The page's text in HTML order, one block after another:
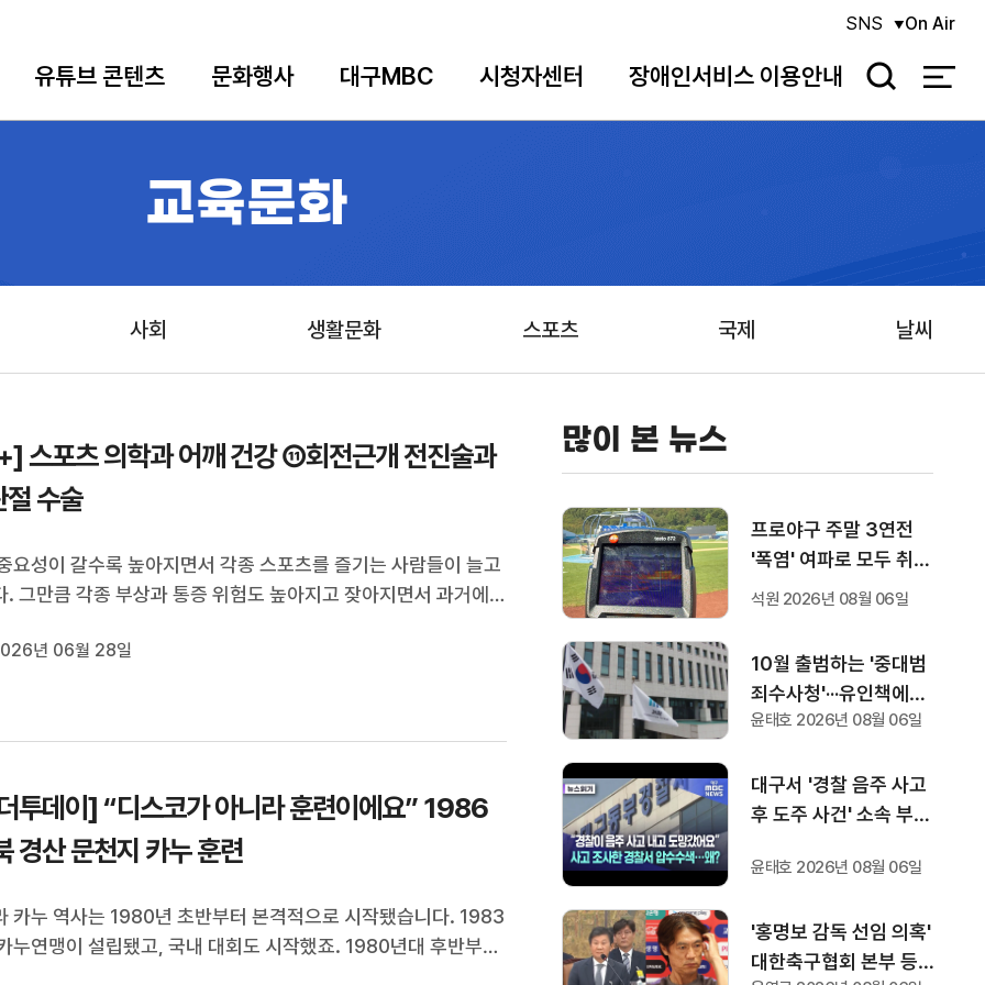
유튜브 콘텐츠 문화행사 대구MBC 시청자센터 장애인서비스 이용안내
SNS On Air
검
교육문화
사회 생활문화 스포츠 국제 날씨
스포츠 의학과 어깨 건강 ⑪회전근개 전진술과
수술
요성이 갈수록 높아지면서 각종 스포츠를 즐기는 사람들이 늘고
. 그만큼 각종 부상과 통증 위험도 높아지고 잦아지면서 과거에는
다양하게 적용되고 있습니다. 무너진 신체의 기능과 균형을 세워
년 06월 28일
투데이] “디스코가 아니라 훈련이에요” 1986
경산 문천지 카누 훈련
카누 역사는 1980년 초반부터 본격적으로 시작됐습니다. 1983
누연맹이 설립됐고, 국내 대회도 시작했죠. 1980년대 후반부터
많이 본 뉴스
프로야구 주말 3연전
'폭염' 여파로 모두 취소
···다음 주 화요일부터 오
석원 2026년 08월 06일
10월 출범하는 '중대범
죄수사청'···유인책에도
검사들 반응 '미지근'
윤태호 2026년 08월 06일
대구서 '경찰 음주 사고
후 도주 사건' 소속 부서·
윤태호 2026년 08월 06일
'홍명보 감독 선임 의혹'
대한축구협회 본부 등